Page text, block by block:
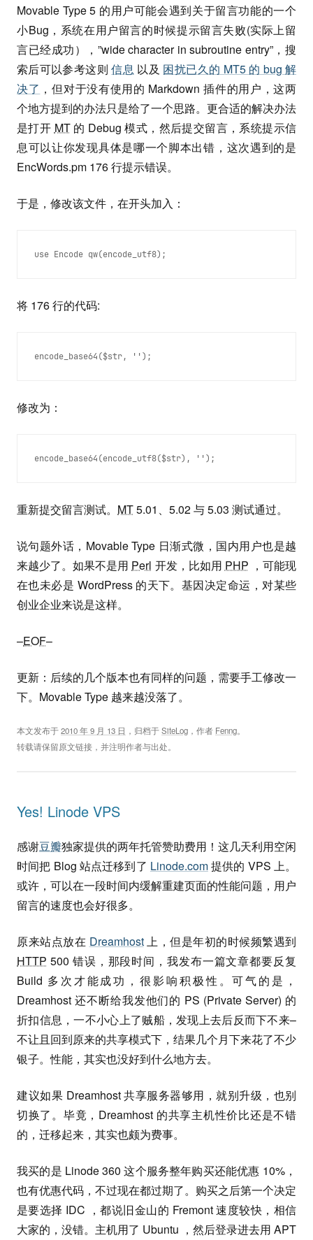
Movable Type 5 的用户可能会遇到关于留言功能的一个
小Bug，系统在用户留言的时候提示留言失败(实际上留
言已经成功），”wide character in subroutine entry”，搜
索后可以参考这则信息 以及 困扰已久的 MT5 的 bug 解
决了 ，但对于没有使用的 Markdown 插件的用户，这两
个地方提到的办法只是给了一个思路。更合适的解决办法
是打开 MT的 Debug 模式，然后提交留言，系统提示信
息可以让你发现具体是哪一个脚本出错，这次遇到的是
EncWords.pm 176 行提示错误。
于是，修改该文件，在开头加入：
use Encode qw(encode_utf8);
将 176 行的代码:
encode_base64($str, '');
修改为：
encode_base64(encode_utf8($str), '');
重新提交留言测试。 MT5.01、5.02 与 5.03 测试通过。
说句题外话，Movable Type 日渐式微，国内用户也是越
来越少了。如果不是用 Perl 开发，比如用 PHP ，可能现
在也未必是 WordPress 的天下。基因决定命运，对某些
创业企业来说是这样。
–EOF–
更新：后续的几个版本也有同样的问题，需要手工修改一
下。Movable Type 越来越没落了。
本文发布于2010 年 9 月 13 日 ，归档于SiteLog ，作者 Fenng。
转载请保留原文链接，并注明作者与出处。
Yes! Linode VPS
感谢豆瓣独家提供的两年托管赞助费用！这几天利用空闲
时间把 Blog 站点迁移到了 Linode.com提供的 VPS 上。
或许，可以在一段时间内缓解重建页面的性能问题，用户
留言的速度也会好很多。
原来站点放在 Dreamhost上，但是年初的时候频繁遇到
HTTP 500 错误，那段时间，我发布一篇文章都要反复
Build 多次才能成功，很影响积极性。可气的是，
Dreamhost 还不断给我发他们的 PS (Private Server) 的
折扣信息，一不小心上了贼船，发现上去后反而下不来–
不让且回到原来的共享模式下，结果几个月下来花了不少
银子。性能，其实也没好到什么地方去。
建议如果 Dreamhost 共享服务器够用，就别升级，也别
切换了。毕竟，Dreamhost 的共享主机性价比还是不错
的，迁移起来，其实也颇为费事。
我买的是 Linode 360 这个服务整年购买还能优惠 10%，
也有优惠代码，不过现在都过期了。购买之后第一个决定
是要选择 IDC ，都说旧金山的 Fremont 速度较快，相信
大家的，没错。主机用了 Ubuntu ，然后登录进去用 APT